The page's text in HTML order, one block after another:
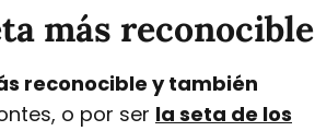
más reconocible
reconocible y también
o por ser la seta de los